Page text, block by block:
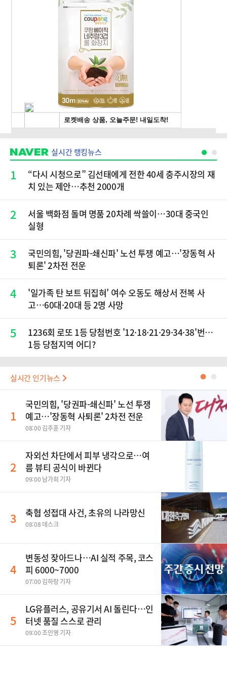
실시간 랭킹뉴스
1
“다시 시청으로” 김선태에게 전한 40세 충주시장의 재
치 있는 제안…추천 2000개
2
서울 백화점 돌며 명품 20차례 싹쓸이…30대 중국인
실형
3
국민의힘, '당권파-쇄신파' 노선 투쟁 예고…'장동혁 사
퇴론' 2차전 전운
4
'일가족 탄 보트 뒤집혀' 여수 오동도 해상서 전복 사
고…60대·20대 등 2명 사망
5
1236회 로또 1등 당첨번호 '12·18·21·29·34·38'번…
1등 당첨지역 어디?
실시간 인기뉴스 ●
1
국민의힘, '당권파-쇄신파' 노선 투쟁
예고…'장동혁 사퇴론' 2차전 전운
08:00 김주훈 기자
2
자외선 차단에서 피부 냉각으로…여
름 뷰티 공식이 바뀐다
09:00 남가희 기자
3 축협 성접대 사건, 초유의 나라망신
08:08 데스크
4
변동성 잦아드나…AI 실적 주목, 코스
피 6000~7000
07:00 김하랑 기자
5
LG유플러스, 공유기서 AI 돌린다…인
터넷 품질 스스로 관리
09:00 조인영 기자